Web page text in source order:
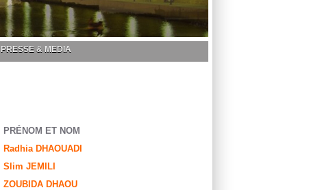
PRESSE & MEDIA
PRÉNOM ET NOM
Radhia DHAOUADI
Slim JEMILI
ZOUBIDA DHAOU